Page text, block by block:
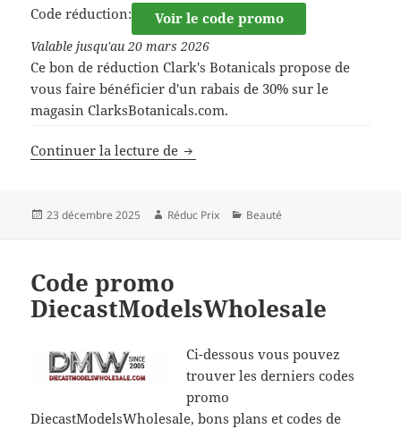
Code réduction:
Voir le code promo
Valable jusqu'au 20 mars 2026
Ce bon de réduction Clark's Botanicals propose de
vous faire bénéficier d'un rabais de 30% sur le
magasin ClarksBotanicals.com.
Continuer la lecture de Code promo Clark’s Botanicals
Publié
23 décembre 2025 Auteur
Réduc Prix Catégories
Beauté
Code promo
DiecastModelsWholesale
Ci-dessous vous pouvez
trouver les derniers codes
promo
DiecastModelsWholesale, bons plans et codes de